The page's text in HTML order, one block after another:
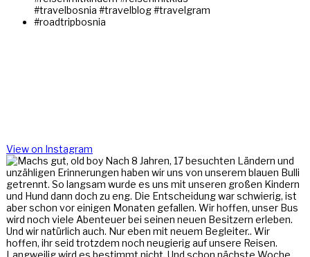
View on Instagram